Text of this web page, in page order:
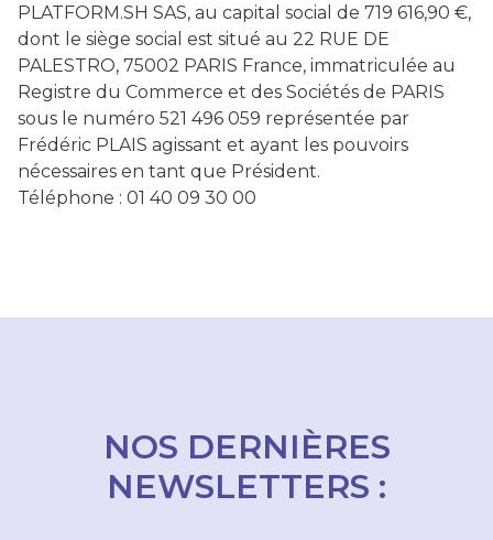
PLATFORM.SH SAS, au capital social de 719 616,90 €,
dont le siège social est situé au 22 RUE DE
PALESTRO, 75002 PARIS France, immatriculée au
Registre du Commerce et des Sociétés de PARIS
sous le numéro 521 496 059 représentée par
Frédéric PLAIS agissant et ayant les pouvoirs
nécessaires en tant que Président.
Téléphone : 01 40 09 30 00
NOS DERNIÈRES
NEWSLETTERS :